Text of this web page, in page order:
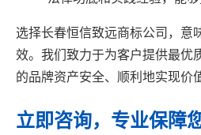
选择长春恒信致远商标公司，意
效。我们致力于为客户提供最优
的品牌资产安全、顺利地实现价
立即咨询，专业保障